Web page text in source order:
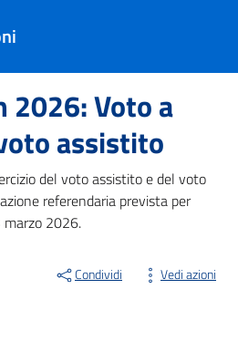
2026: Voto a
assistito
del voto assistito e del voto
referendaria prevista per
2026.
Condividi Vedi azioni